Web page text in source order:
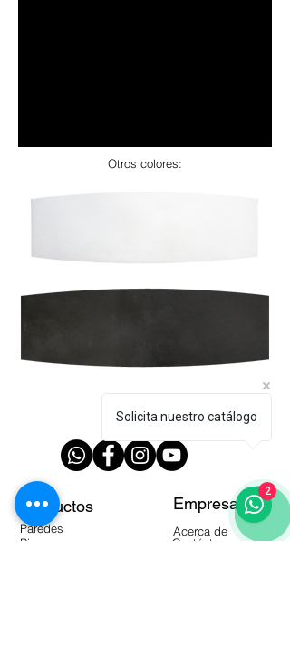
Otros colores:
Síguenos!
Productos
Paredes
Pisos
Empresa
Acerca de
Contáctanos
Solicita nuestro catálogo
2